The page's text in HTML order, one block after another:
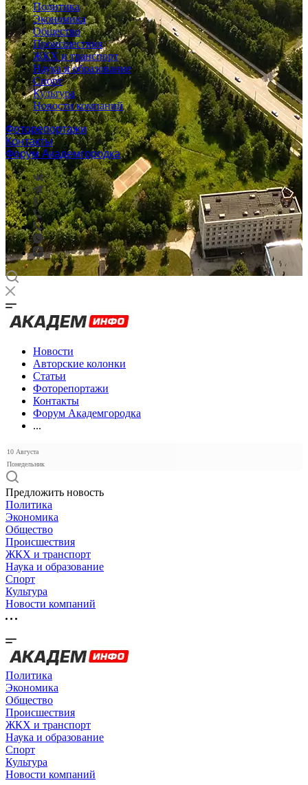
Политика
Экономика
Общество
Происшествия
ЖКХ и транспорт
Наука и образование
Спорт
Культура
Новости компаний
Фоторепортажи
Контакты
Форум Академгородка
Новости
Авторские колонки
Статьи
Фоторепортажи
Контакты
Форум Академгородка
...
10 Августа
Понедельник
Предложить новость
Политика
Экономика
Общество
Происшествия
ЖКХ и транспорт
Наука и образование
Спорт
Культура
Новости компаний
Политика
Экономика
Общество
Происшествия
ЖКХ и транспорт
Наука и образование
Спорт
Культура
Новости компаний